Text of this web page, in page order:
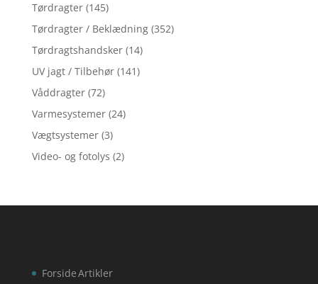
Tørdragter (145)
Tørdragter / Beklædning (352)
Tørdragtshandsker (14)
UV jagt / Tilbehør (141)
Våddragter (72)
Varmesystemer (24)
Vægtsystemer (3)
Video- og fotolys (2)
ForsideArtikler